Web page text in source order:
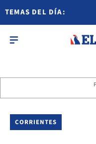
TEMAS DEL DÍA:
CORRIENTES